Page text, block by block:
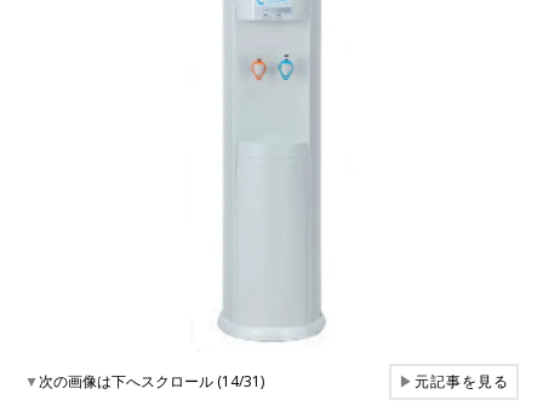
▼次の画像は下へスクロール (14/31) ▶元記事を見る